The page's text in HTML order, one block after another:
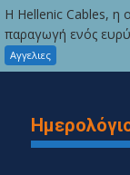
Η Hellenic Cables, η
παραγωγή ενός
Αγγελιες